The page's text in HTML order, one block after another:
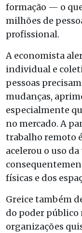
formação — o
milhões de
profissional.
A economista
individual e
pessoas
mudanças,
especialmente
no mercado. A
trabalho remoto
acelerou o uso
físicas e dos
Greice também
do poder público
organizações